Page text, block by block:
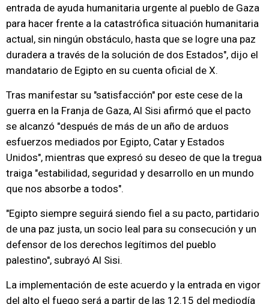
entrada de ayuda humanitaria urgente al pueblo de Gaza
para hacer frente a la catastrófica situación humanitaria
actual, sin ningún obstáculo, hasta que se logre una paz
duradera a través de la solución de dos Estados", dijo el
mandatario de Egipto en su cuenta oficial de X.
Tras manifestar su "satisfacción" por este cese de la
guerra en la Franja de Gaza, Al Sisi afirmó que el pacto
se alcanzó "después de más de un año de arduos
esfuerzos mediados por Egipto, Catar y Estados
Unidos", mientras que expresó su deseo de que la tregua
traiga "estabilidad, seguridad y desarrollo en un mundo
que nos absorbe a todos".
"Egipto siempre seguirá siendo fiel a su pacto, partidario
de una paz justa, un socio leal para su consecución y un
defensor de los derechos legítimos del pueblo
palestino", subrayó Al Sisi.
La implementación de este acuerdo y la entrada en vigor
del alto el fuego será a partir de las 12.15 del mediodía